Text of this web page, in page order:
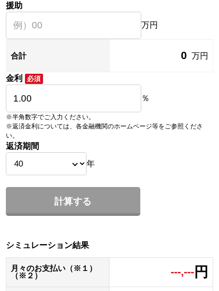
援助
万円
合計 0 万円
金利 必須
％
※半角数字でご入力ください。
※返済金利については、各金融機関のホームページ等をご参照くださ
い。
返済期間
年
計算する
シミュレーション結果
月々のお支払い（※１）
（※２）
---,---円